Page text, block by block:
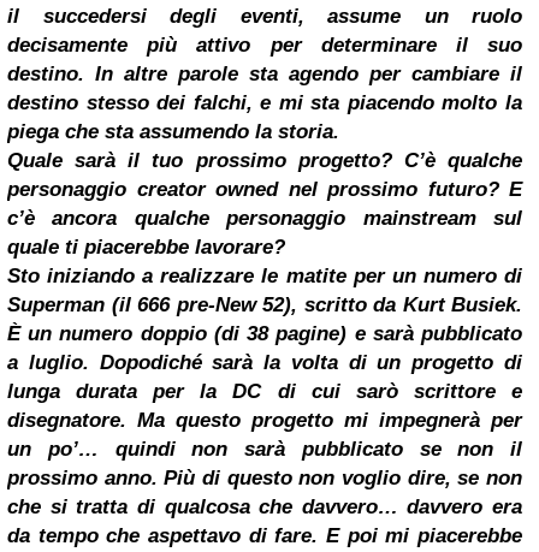
il succedersi degli eventi, assume un ruolo
decisamente più attivo per determinare il suo
destino. In altre parole sta agendo per cambiare il
destino stesso dei falchi, e mi sta piacendo molto la
piega che sta assumendo la storia.
Quale sarà il tuo prossimo progetto? C’è qualche
personaggio creator owned nel prossimo futuro? E
c’è ancora qualche personaggio mainstream sul
quale ti piacerebbe lavorare?
Sto iniziando a realizzare le matite per un numero di
Superman (il 666 pre-New 52), scritto da Kurt Busiek.
È un numero doppio (di 38 pagine) e sarà pubblicato
a luglio. Dopodiché sarà la volta di un progetto di
lunga durata per la DC di cui sarò scrittore e
disegnatore. Ma questo progetto mi impegnerà per
un po’… quindi non sarà pubblicato se non il
prossimo anno. Più di questo non voglio dire, se non
che si tratta di qualcosa che davvero… davvero era
da tempo che aspettavo di fare. E poi mi piacerebbe